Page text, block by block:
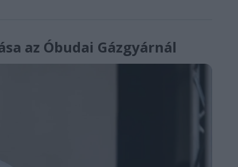
az Óbudai Gázgyárnál